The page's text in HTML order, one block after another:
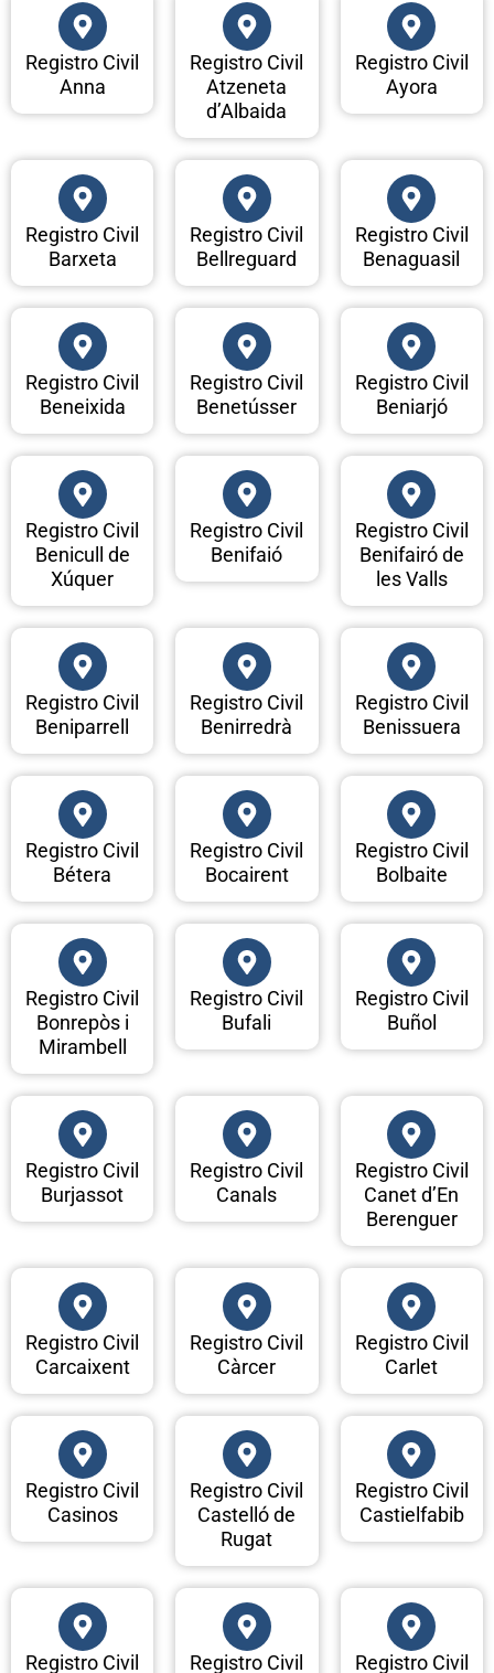
Registro Civil
Anna
Registro Civil
Atzeneta
d’Albaida
Registro Civil
Ayora
Registro Civil
Barxeta
Registro Civil
Bellreguard
Registro Civil
Benaguasil
Registro Civil
Beneixida
Registro Civil
Benetússer
Registro Civil
Beniarjó
Registro Civil
Benicull de
Xúquer
Registro Civil
Benifaió
Registro Civil
Benifairó de
les Valls
Registro Civil
Beniparrell
Registro Civil
Benirredrà
Registro Civil
Benissuera
Registro Civil
Bétera
Registro Civil
Bocairent
Registro Civil
Bolbaite
Registro Civil
Bonrepòs i
Mirambell
Registro Civil
Bufali
Registro Civil
Buñol
Registro Civil
Burjassot
Registro Civil
Canals
Registro Civil
Canet d’En
Berenguer
Registro Civil
Carcaixent
Registro Civil
Càrcer
Registro Civil
Carlet
Registro Civil
Casinos
Registro Civil
Castelló de
Rugat
Registro Civil
Castielfabib
Registro Civil
Registro Civil
Registro Civil